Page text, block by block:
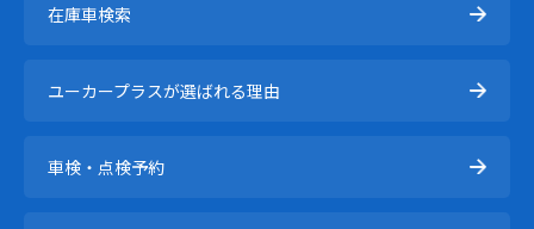
在庫⾞検索
ユーカープラスが選ばれる理由
車検・点検予約